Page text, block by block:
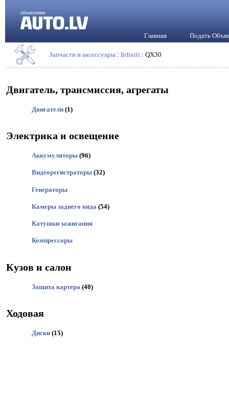
объявления
Главная Подать
Запчасти и аксессуары : Infiniti : QX30
Двигатель, трансмиссия, агрегаты
Двигатели (1)
Электрика и освещение
Аккумуляторы (96)
Видеорегистраторы (32)
Генераторы
Камеры заднего вида (54)
Катушки зажигания
Компрессоры
Кузов и салон
Защита картера (40)
Ходовая
Диски (15)